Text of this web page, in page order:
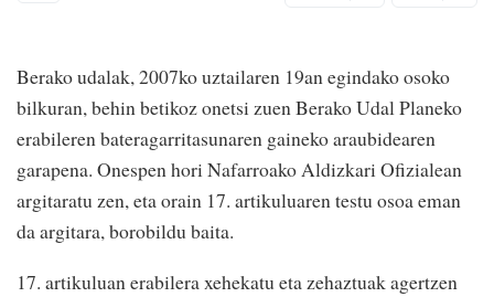
Berako udalak, 2007ko uztailaren 19an egindako osoko
bilkuran, behin betikoz onetsi zuen Berako Udal Planeko
erabileren bateragarritasunaren gaineko araubidearen
garapena. Onespen hori Nafarroako Aldizkari Ofizialean
argitaratu zen, eta orain 17. artikuluaren testu osoa eman
da argitara, borobildu baita.
17. artikuluan erabilera xehekatu eta zehaztuak agertzen